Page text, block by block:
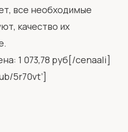
все необходимые
качество их
1 073,78 руб[/cenaali]
5r70vt’]